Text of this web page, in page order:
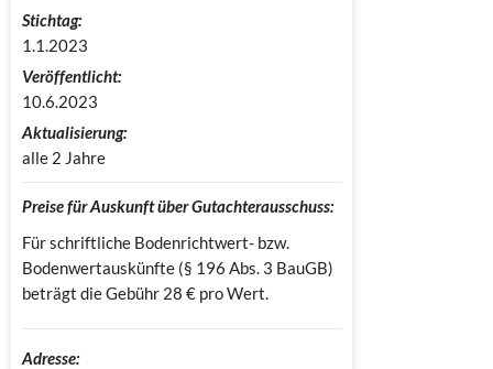
Stichtag:
1.1.2023
Veröffentlicht:
10.6.2023
Aktualisierung:
alle 2 Jahre
Preise für Auskunft über Gutachterausschuss:
Für schriftliche Bodenrichtwert- bzw.
Bodenwertauskünfte (§ 196 Abs. 3 BauGB)
beträgt die Gebühr 28 € pro Wert.
Adresse: